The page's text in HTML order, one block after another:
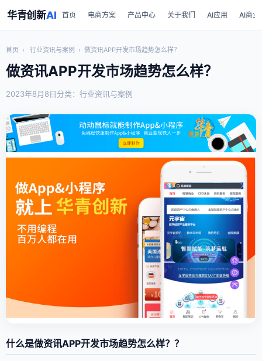
华青创新AI 首页 电商方案 产品中心 关于我们 AI应用 AI商业
首页 › 行业资讯与案例 › 做资讯APP开发市场趋势怎么样？
做资讯APP开发市场趋势怎么样？
2023年8月8日分类：行业资讯与案例
什么是做资讯APP开发市场趋势怎么样？？